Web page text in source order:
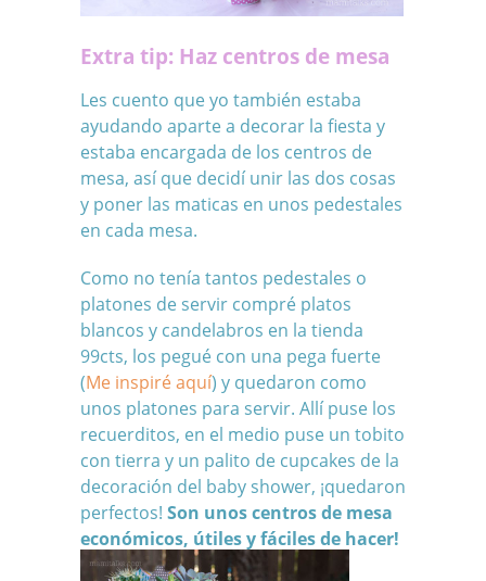
Extra tip: Haz centros de mesa
Les cuento que yo también estaba
ayudando aparte a decorar la fiesta y
estaba encargada de los centros de
mesa, así que decidí unir las dos cosas
y poner las maticas en unos pedestales
en cada mesa.
Como no tenía tantos pedestales o
platones de servir compré platos
blancos y candelabros en la tienda
99cts, los pegué con una pega fuerte
(Me inspiré aquí) y quedaron como
unos platones para servir. Allí puse los
recuerditos, en el medio puse un tobito
con tierra y un palito de cupcakes de la
decoración del baby shower, ¡quedaron
perfectos! Son unos centros de mesa
económicos, útiles y fáciles de hacer!